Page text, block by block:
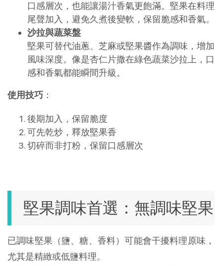
口感層次，也能讓湯汁香氣更飽滿。堅果在料理
尾聲加入，避免久煮後變軟，保留脆感和香氣。
沙拉與蔬菜盤
堅果可替代油蔥、芝麻或堅果醬作為調味，增加
風味深度。像是杏仁片撒在綠色蔬菜沙拉上，口
感和香氣都能瞬間升級。
使用技巧 ：
後期加入，保留脆度
可先乾炒，釋放堅果香
切碎而非打粉，保留口感層次
堅果調味首選：無調味堅果
已調味堅果（鹽、糖、香料）可能會干擾料理原味，
尤其是精緻或低鹽料理。